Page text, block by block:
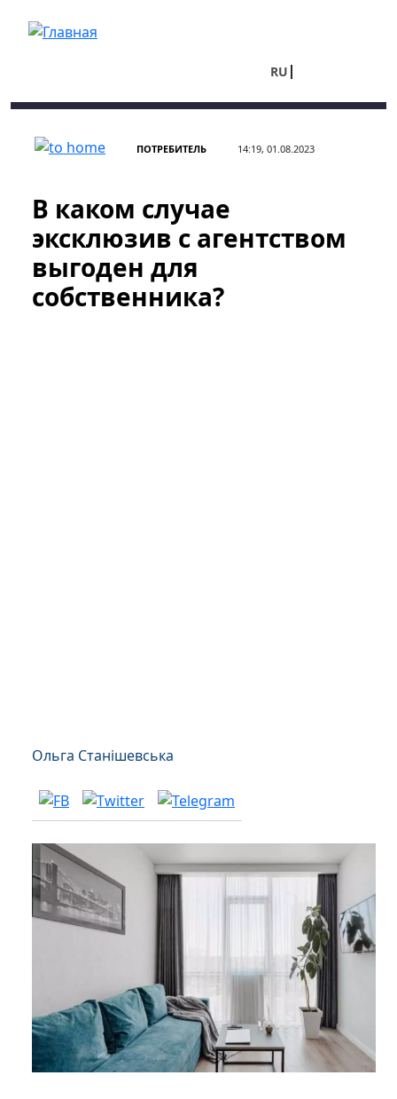
RU
ПОТРЕБИТЕЛЬ 14:19, 01.08.2023
В каком случае
эксклюзив с агентством
выгоден для
собственника?
Ольга Станішевська